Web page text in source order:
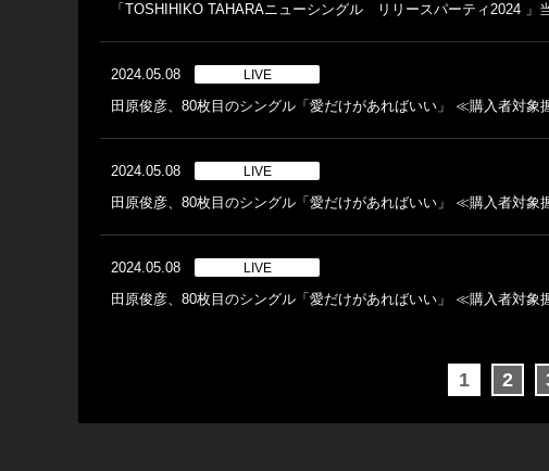
「TOSHIHIKO TAHARAニューシングル リリースパーティ2024 」
2024.05.08 LIVE
田原俊彦、80枚目のシングル「愛だけがあればいい」 ≪購入者対
2024.05.08 LIVE
田原俊彦、80枚目のシングル「愛だけがあればいい」 ≪購入者対
2024.05.08 LIVE
田原俊彦、80枚目のシングル「愛だけがあればいい」 ≪購入者対
1 2